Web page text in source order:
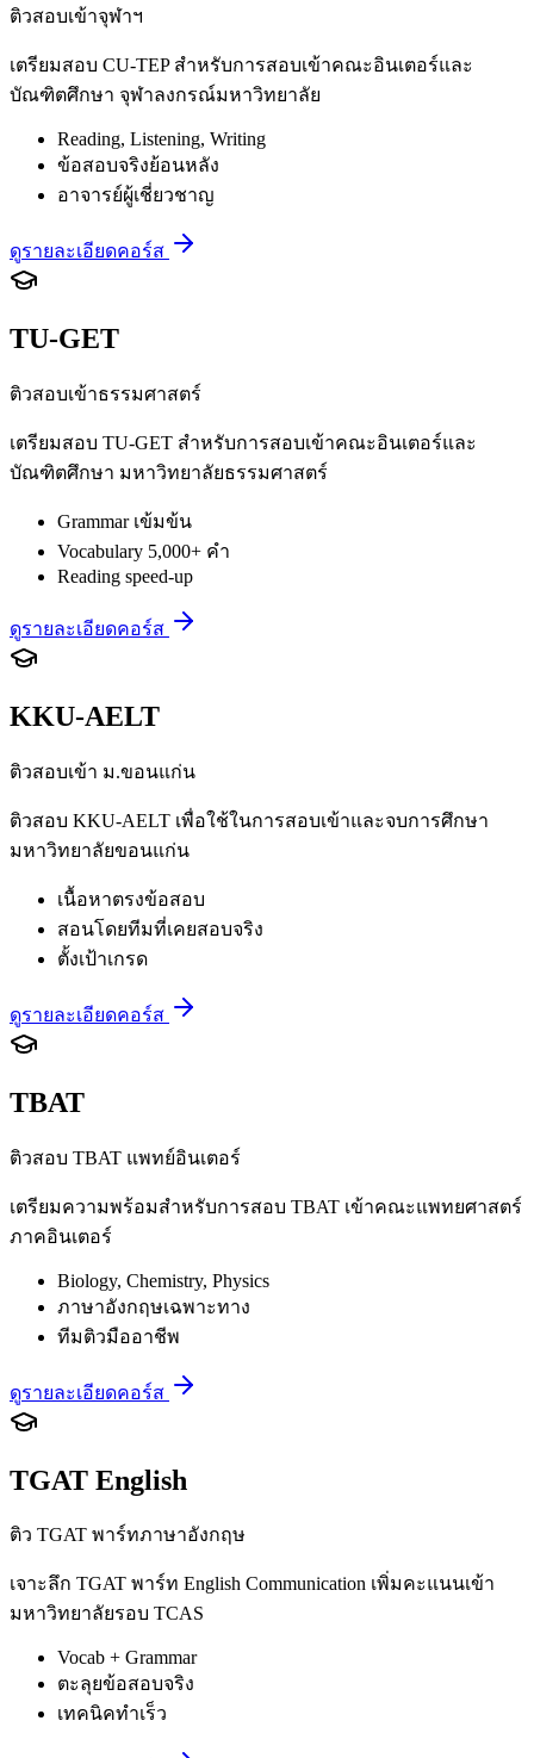
ติวสอบเข้าจุฬาฯ
เตรียมสอบ CU-TEP สำหรับการสอบเข้าคณะอินเตอร์และ
บัณฑิตศึกษา จุฬาลงกรณ์มหาวิทยาลัย
Reading, Listening, Writing
ข้อสอบจริงย้อนหลัง
อาจารย์ผู้เชี่ยวชาญ
ดูรายละเอียดคอร์ส
TU-GET
ติวสอบเข้าธรรมศาสตร์
เตรียมสอบ TU-GET สำหรับการสอบเข้าคณะอินเตอร์และ
บัณฑิตศึกษา มหาวิทยาลัยธรรมศาสตร์
Grammar เข้มข้น
Vocabulary 5,000+ คำ
Reading speed-up
ดูรายละเอียดคอร์ส
KKU-AELT
ติวสอบเข้า ม.ขอนแก่น
ติวสอบ KKU-AELT เพื่อใช้ในการสอบเข้าและจบการศึกษา
มหาวิทยาลัยขอนแก่น
เนื้อหาตรงข้อสอบ
สอนโดยทีมที่เคยสอบจริง
ตั้งเป้าเกรด
ดูรายละเอียดคอร์ส
TBAT
ติวสอบ TBAT แพทย์อินเตอร์
เตรียมความพร้อมสำหรับการสอบ TBAT เข้าคณะแพทยศาสตร์
ภาคอินเตอร์
Biology, Chemistry, Physics
ภาษาอังกฤษเฉพาะทาง
ทีมติวมืออาชีพ
ดูรายละเอียดคอร์ส
TGAT English
ติว TGAT พาร์ทภาษาอังกฤษ
เจาะลึก TGAT พาร์ท English Communication เพิ่มคะแนนเข้า
มหาวิทยาลัยรอบ TCAS
Vocab + Grammar
ตะลุยข้อสอบจริง
เทคนิคทำเร็ว